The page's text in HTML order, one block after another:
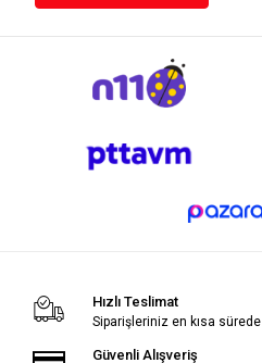
Hızlı Teslimat
Siparişleriniz en kısa
Güvenli Alışveriş